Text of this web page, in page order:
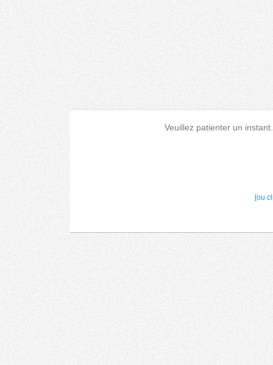
Veuillez patienter un
[ou